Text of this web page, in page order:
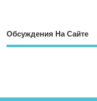
Обсуждения На Сайте